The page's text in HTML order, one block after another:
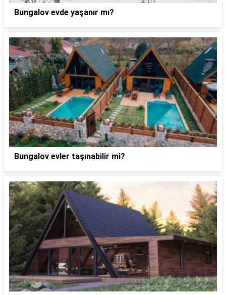
Bungalov evde yaşanır mı?
Bungalov evler taşınabilir mi?